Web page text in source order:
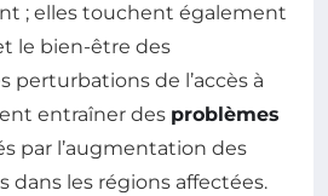
; elles touchent également
le bien-être des
perturbations de l’accès à
entraîner des problèmes
par l’augmentation des
dans les régions affectées.